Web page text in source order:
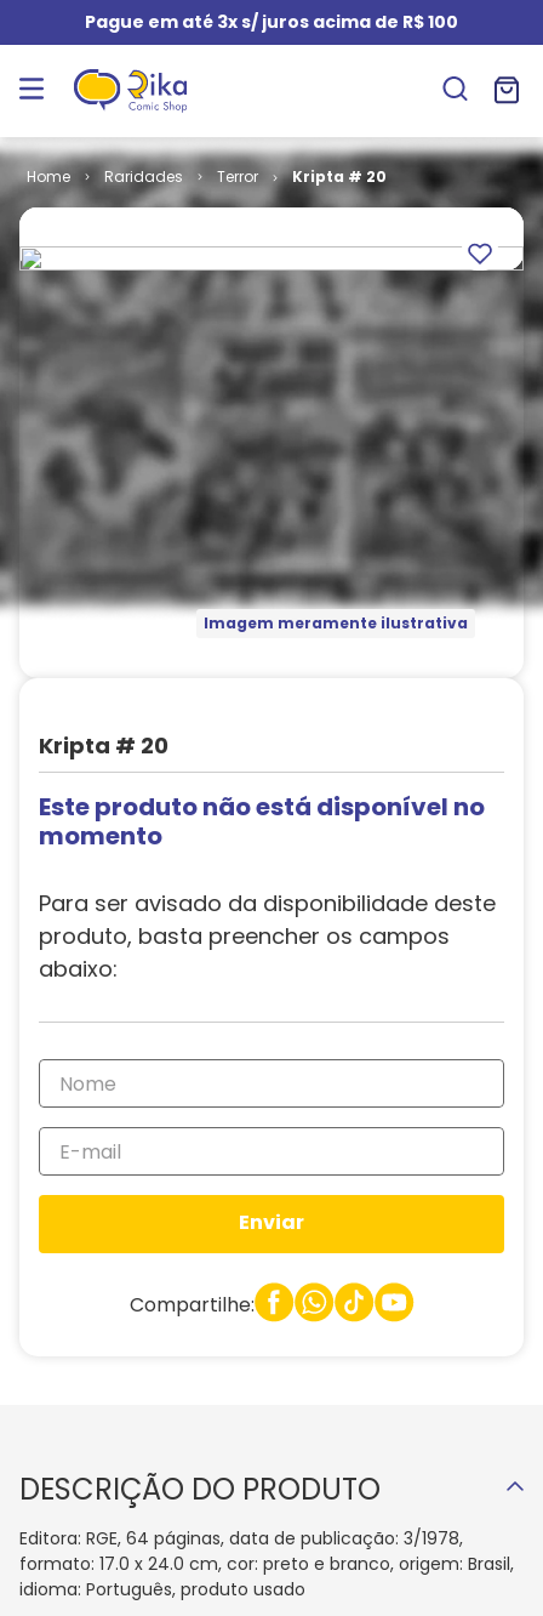
Pague em até 3x s/ juros acima de R$ 100
Raridades Terror Kripta # 20
Imagem meramente ilustrativa
Kripta # 20
Este produto não está disponível no
momento
Para ser avisado da disponibilidade deste
produto, basta preencher os campos
abaixo:
Enviar
Compartilhe:
DESCRIÇÃO DO PRODUTO
Editora: RGE, 64 páginas, data de publicação: 3/1978,
formato: 17.0 x 24.0 cm, cor: preto e branco, origem: Brasil,
idioma: Português, produto usado